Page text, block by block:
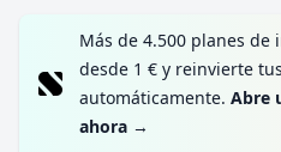
Más de 4.500 planes de
desde 1 € y reinvierte
automáticamente. Abre
ahora →